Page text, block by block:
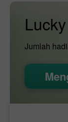
Jumlah